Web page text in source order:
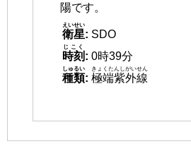
陽です。
衛星
えいせい
: SDO
時刻
じこく
: 0時39分
種類
しゅるい
: 極端紫外線
きょくたんしがいせん